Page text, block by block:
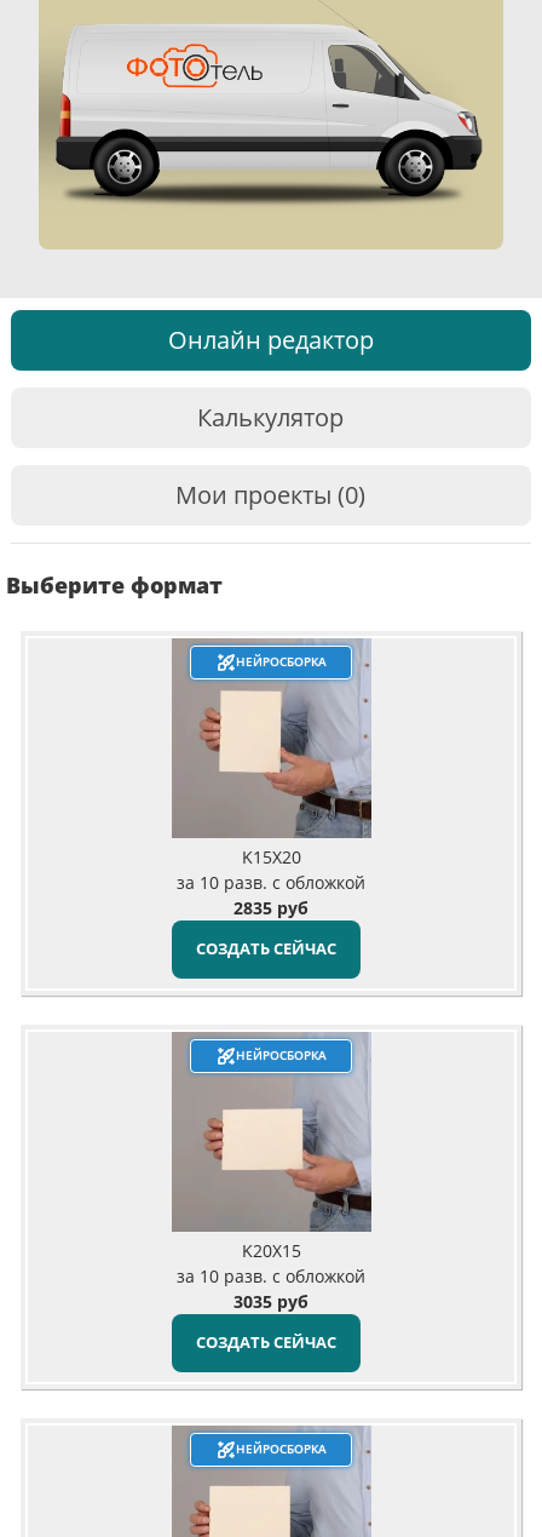
Онлайн редактор
Калькулятор
Мои проекты (0)
Выберите формат
НЕЙРОСБОРКА
K15X20
за 10 разв. с обложкой
2835 руб
СОЗДАТЬ СЕЙЧАС
НЕЙРОСБОРКА
K20X15
за 10 разв. с обложкой
3035 руб
СОЗДАТЬ СЕЙЧАС
НЕЙРОСБОРКА